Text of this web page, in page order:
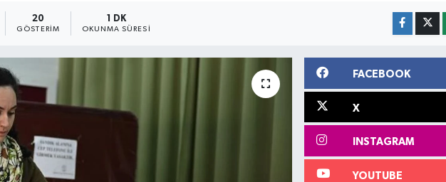
20
GÖSTERIM
1 DK
OKUNMA SÜRESI
FACEBOOK
X
INSTAGRAM
YOUTUBE